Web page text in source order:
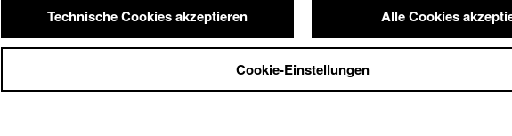
2019 HAUT by Dr. HauschkaRegie: Alexander Bergmann/ HFF München
2019 Deutschland Im SommerRegie: Susanne Steinmaßl/ Inselgruppe
Regie: Aaron Arens/ ArcticFoxFilm
2019 Die Tinte trocknet nichtRegie: Felix Herrmann/ HFF München (Hochschule für
Technische Cookies akzeptieren Alle Cookies
Cookie-Einstellungen